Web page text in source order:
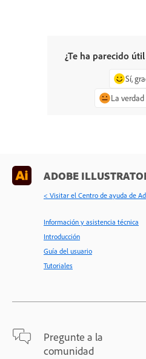
¿Te ha parecido
Sí,
La
ADOBE
< Visitar el Centro de ayuda de
Información y asistencia técnica
Introducción
Guía del usuario
Tutoriales
Pregunte a la
comunidad